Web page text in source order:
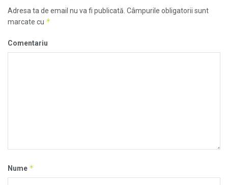
Adresa ta de email nu va fi publicată. Câmpurile obligatorii sunt
marcate cu *
Comentariu
Nume *